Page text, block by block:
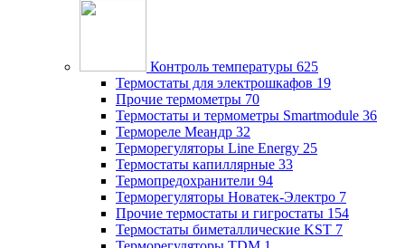
Контроль температуры 625
Термостаты для электрошкафов 19
Прочие термометры 70
Термостаты и термометры Smartmodule 36
Термореле Меандр 32
Терморегуляторы Line Energy 25
Термостаты капиллярные 33
Термопредохранители 94
Терморегуляторы Новатек-Электро 7
Прочие термостаты и гигростаты 154
Термостаты биметаллические KST 7